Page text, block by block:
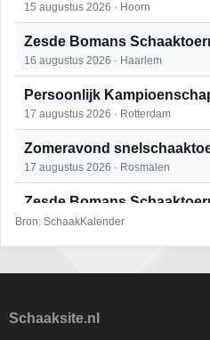
15 augustus 2026 · Hoorn
Zesde Bomans
16 augustus 2026 · Haarlem
Persoonlijk
17 augustus 2026 · Rotterdam
Zomeravond
17 augustus 2026 · Rosmalen
Zesde Bomans
17 augustus 2026 · Haarlem
18 augustus 2026 · Rosmalen
Bron: SchaakKalender
Schaaksite.nl